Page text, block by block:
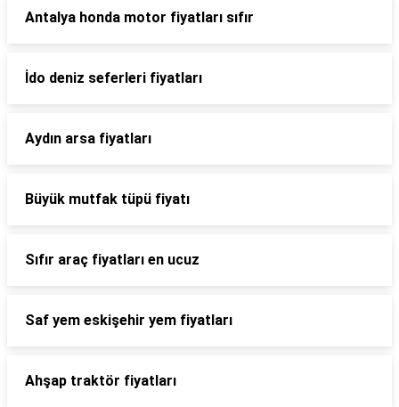
Antalya honda motor fiyatları sıfır
İdo deniz seferleri fiyatları
Aydın arsa fiyatları
Büyük mutfak tüpü fiyatı
Sıfır araç fiyatları en ucuz
Saf yem eskişehir yem fiyatları
Ahşap traktör fiyatları